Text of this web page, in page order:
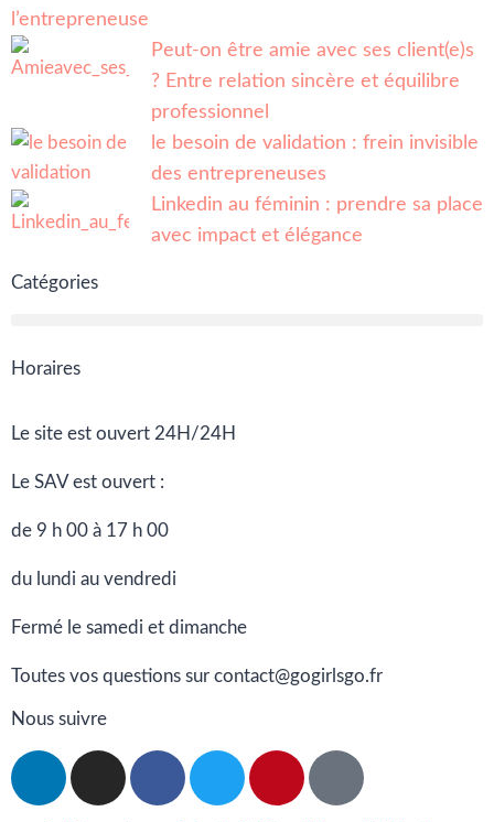
l’entrepreneuse
Peut-on être amie avec ses client(e)s
? Entre relation sincère et équilibre
professionnel
le besoin de validation : frein invisible
des entrepreneuses
Linkedin au féminin : prendre sa place
avec impact et élégance
Catégories
Horaires
Le site est ouvert 24H/24H
Le SAV est ouvert :
de 9 h 00 à 17 h 00
du lundi au vendredi
Fermé le samedi et dimanche
Toutes vos questions sur contact@gogirlsgo.fr
Nous suivre